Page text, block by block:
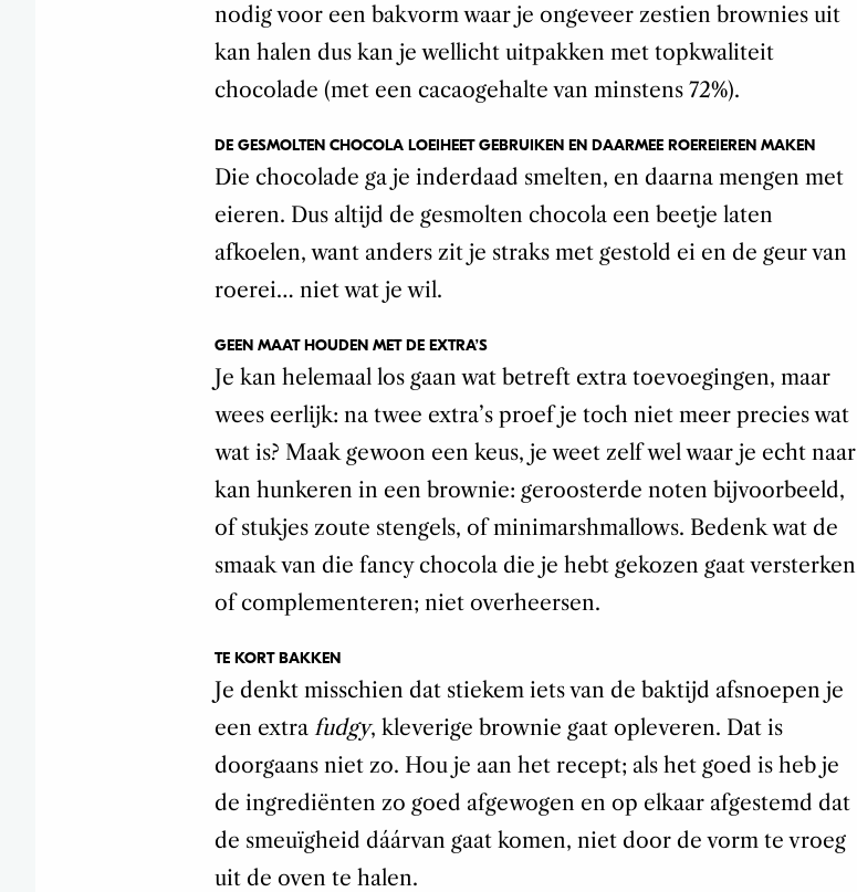
nodig voor een bakvorm waar je ongeveer zestien brownies uit
kan halen dus kan je wellicht uitpakken met topkwaliteit
chocolade (met een cacaogehalte van minstens 72%).
DE GESMOLTEN CHOCOLA LOEIHEET GEBRUIKEN EN DAARMEE ROEREIEREN MAKEN
Die chocolade ga je inderdaad smelten, en daarna mengen met
eieren. Dus altijd de gesmolten chocola een beetje laten
afkoelen, want anders zit je straks met gestold ei en de geur van
roerei… niet wat je wil.
GEEN MAAT HOUDEN MET DE EXTRA’S
Je kan helemaal los gaan wat betreft extra toevoegingen, maar
wees eerlijk: na twee extra’s proef je toch niet meer precies wat
wat is? Maak gewoon een keus, je weet zelf wel waar je echt naar
kan hunkeren in een brownie: geroosterde noten bijvoorbeeld,
of stukjes zoute stengels, of minimarshmallows. Bedenk wat de
smaak van die fancy chocola die je hebt gekozen gaat versterken
of complementeren; niet overheersen.
TE KORT BAKKEN
Je denkt misschien dat stiekem iets van de baktijd afsnoepen je
een extra fudgy, kleverige brownie gaat opleveren. Dat is
doorgaans niet zo. Hou je aan het recept; als het goed is heb je
de ingrediënten zo goed afgewogen en op elkaar afgestemd dat
de smeuïgheid dáárvan gaat komen, niet door de vorm te vroeg
uit de oven te halen.